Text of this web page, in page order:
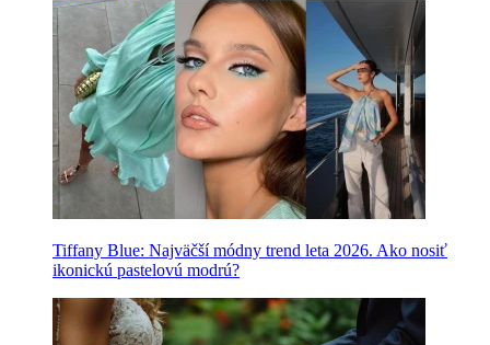
Tiffany Blue: Najväčší módny trend leta 2026. Ako nosiť
ikonickú pastelovú modrú?